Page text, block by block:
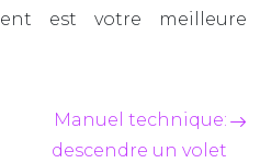
est votre meilleure
Manuel technique:
descendre un volet